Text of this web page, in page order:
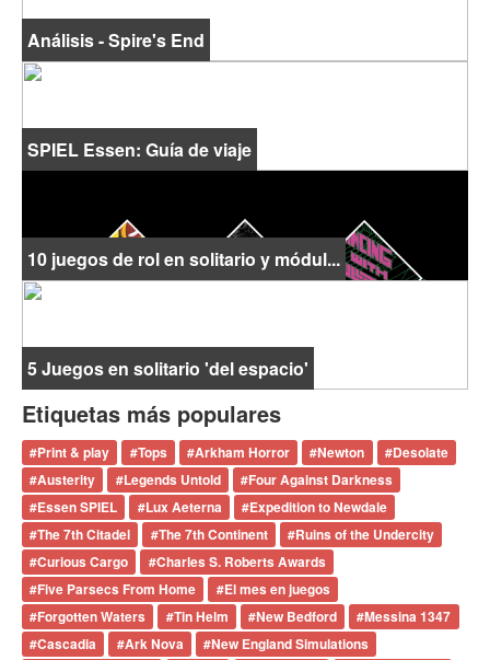
Análisis - Spire's End
SPIEL Essen: Guía de viaje
10 juegos de rol en solitario y módul...
5 Juegos en solitario 'del espacio'
Etiquetas más populares
#Print & play #Tops #Arkham Horror #Newton #Desolate
#Austerity #Legends Untold #Four Against Darkness
#Essen SPIEL #Lux Aeterna #Expedition to Newdale
#The 7th Citadel #The 7th Continent #Ruins of the Undercity
#Curious Cargo #Charles S. Roberts Awards
#Five Parsecs From Home #El mes en juegos
#Forgotten Waters #Tin Helm #New Bedford #Messina 1347
#Cascadia #Ark Nova #New England Simulations